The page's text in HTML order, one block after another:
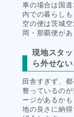
車の場合は国
内での暮らしも
空の便は茨城
岡・那覇便があ
現地スタ
ら外せな
田舎すぎず、
整っているの
ージがあるか
地の良さに納